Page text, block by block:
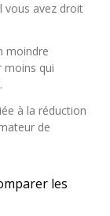
vous avez droit
moindre
moins qui
à la réduction
de
les